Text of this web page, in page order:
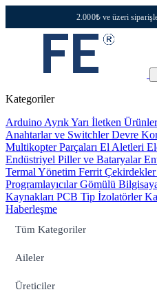
2.000₺ ve üzeri
Kategoriler
Arduino Ayrık Yarı İletken
Anahtarlar ve SwitchlerDevre
Multikopter Parçaları El Aletleri
Endüstriyel Piller ve Bataryalar
Termal Yönetim Ferrit Çekirdekler
ProgramlayıcılarGömülü
Kaynakları PCB Tip İzolatörler
Haberleşme
Tüm Kategoriler
Aileler
Üreticiler